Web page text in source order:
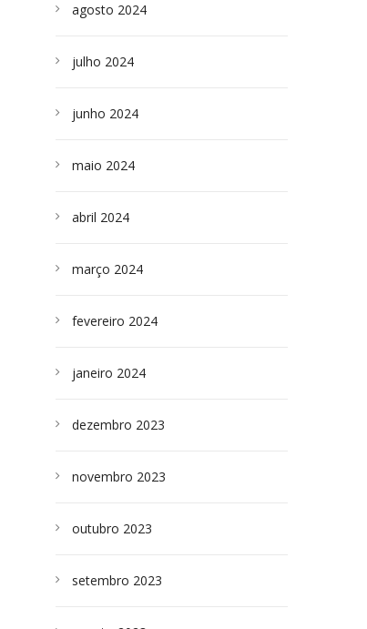
agosto 2024
julho 2024
junho 2024
maio 2024
abril 2024
março 2024
fevereiro 2024
janeiro 2024
dezembro 2023
novembro 2023
outubro 2023
setembro 2023